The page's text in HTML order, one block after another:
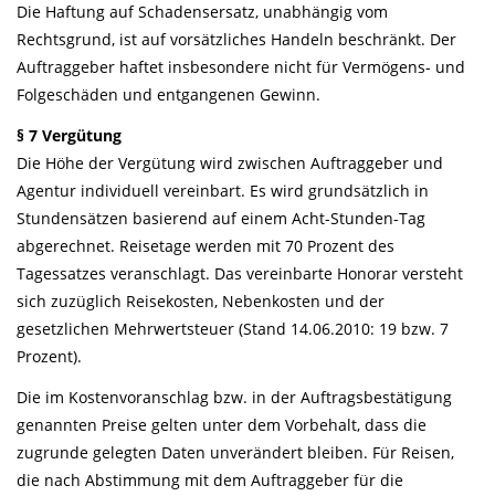
Die Haftung auf Schadensersatz, unabhängig vom
Rechtsgrund, ist auf vorsätzliches Handeln beschränkt. Der
Auftraggeber haftet insbesondere nicht für Vermögens- und
Folgeschäden und entgangenen Gewinn.
§ 7 Vergütung
Die Höhe der Vergütung wird zwischen Auftraggeber und
Agentur individuell vereinbart. Es wird grundsätzlich in
Stundensätzen basierend auf einem Acht-Stunden-Tag
abgerechnet. Reisetage werden mit 70 Prozent des
Tagessatzes veranschlagt. Das vereinbarte Honorar versteht
sich zuzüglich Reisekosten, Nebenkosten und der
gesetzlichen Mehrwertsteuer (Stand 14.06.2010: 19 bzw. 7
Prozent).
Die im Kostenvoranschlag bzw. in der Auftragsbestätigung
genannten Preise gelten unter dem Vorbehalt, dass die
zugrunde gelegten Daten unverändert bleiben. Für Reisen,
die nach Abstimmung mit dem Auftraggeber für die